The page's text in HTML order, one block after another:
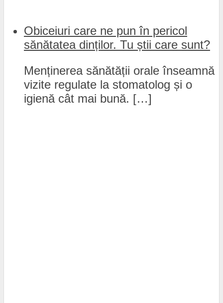
Obiceiuri care ne pun în pericol
sănătatea dinților. Tu știi care sunt?
Menținerea sănătății orale înseamnă
vizite regulate la stomatolog și o
igienă cât mai bună. […]